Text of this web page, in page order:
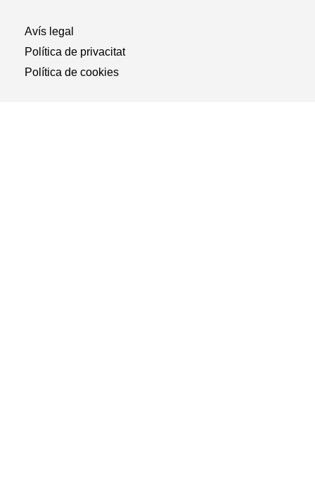
Avís legal
Política de privacitat
Política de cookies